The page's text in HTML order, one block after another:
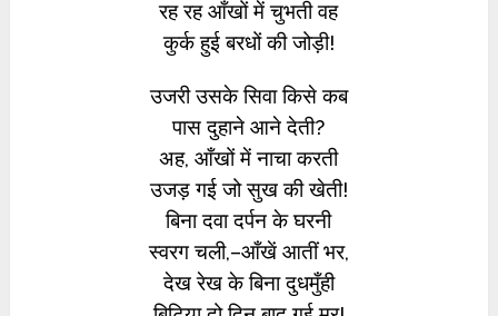
रह रह आँखों में चुभती वह
कुर्क हुई बरधों की जोड़ी!
उजरी उसके सिवा किसे कब
पास दुहाने आने देती?
अह, आँखों में नाचा करती
उजड़ गई जो सुख की खेती!
बिना दवा दर्पन के घरनी
स्वरग चली,–आँखें आतीं भर,
देख रेख के बिना दुधमुँही